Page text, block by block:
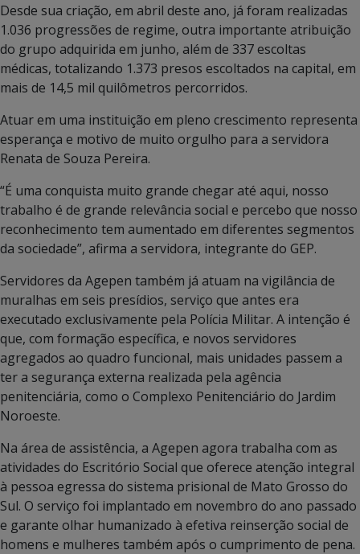
Desde sua criação, em abril deste ano, já foram realizadas
1.036 progressões de regime, outra importante atribuição
do grupo adquirida em junho, além de 337 escoltas
médicas, totalizando 1.373 presos escoltados na capital, em
mais de 14,5 mil quilômetros percorridos.
Atuar em uma instituição em pleno crescimento representa
esperança e motivo de muito orgulho para a servidora
Renata de Souza Pereira.
“É uma conquista muito grande chegar até aqui, nosso
trabalho é de grande relevância social e percebo que nosso
reconhecimento tem aumentado em diferentes segmentos
da sociedade”, afirma a servidora, integrante do GEP.
Servidores da Agepen também já atuam na vigilância de
muralhas em seis presídios, serviço que antes era
executado exclusivamente pela Polícia Militar. A intenção é
que, com formação específica, e novos servidores
agregados ao quadro funcional, mais unidades passem a
ter a segurança externa realizada pela agência
penitenciária, como o Complexo Penitenciário do Jardim
Noroeste.
Na área de assistência, a Agepen agora trabalha com as
atividades do Escritório Social que oferece atenção integral
à pessoa egressa do sistema prisional de Mato Grosso do
Sul. O serviço foi implantado em novembro do ano passado
e garante olhar humanizado à efetiva reinserção social de
homens e mulheres também após o cumprimento de pena.